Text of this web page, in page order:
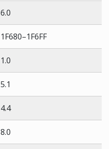
6.0
1F680–1F6FF
1.0
5.1
4.4
8.0